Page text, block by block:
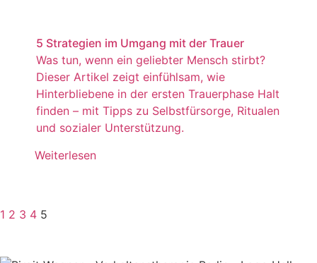
5 Strategien im Umgang mit der Trauer
Was tun, wenn ein geliebter Mensch stirbt?
Dieser Artikel zeigt einfühlsam, wie
Hinterbliebene in der ersten Trauerphase Halt
finden – mit Tipps zu Selbstfürsorge, Ritualen
und sozialer Unterstützung.
Weiterlesen
1 2 3 4 5